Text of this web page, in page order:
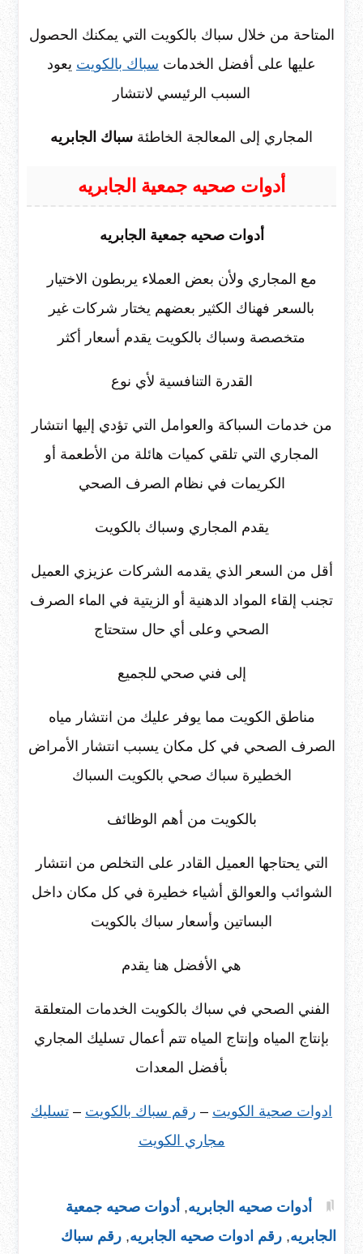
المتاحة من خلال سباك بالكويت التي يمكنك الحصول
عليها على أفضل الخدمات سباك بالكويت يعود
السبب الرئيسي لانتشار
المجاري إلى المعالجة الخاطئة سباك الجابريه
أدوات صحيه جمعية الجابريه
أدوات صحيه جمعية الجابريه
مع المجاري ولأن بعض العملاء يربطون الاختيار
بالسعر فهناك الكثير بعضهم يختار شركات غير
متخصصة وسباك بالكويت يقدم أسعار أكثر
القدرة التنافسية لأي نوع
من خدمات السباكة والعوامل التي تؤدي إليها انتشار
المجاري التي تلقي كميات هائلة من الأطعمة أو
الكريمات في نظام الصرف الصحي
يقدم المجاري وسباك بالكويت
أقل من السعر الذي يقدمه الشركات عزيزي العميل
تجنب إلقاء المواد الدهنية أو الزيتية في الماء الصرف
الصحي وعلى أي حال ستحتاج
إلى فني صحي للجميع
مناطق الكويت مما يوفر عليك من انتشار مياه
الصرف الصحي في كل مكان يسبب انتشار الأمراض
الخطيرة سباك صحي بالكويت السباك
بالكويت من أهم الوظائف
التي يحتاجها العميل القادر على التخلص من انتشار
الشوائب والعوالق أشياء خطيرة في كل مكان داخل
البساتين وأسعار سباك بالكويت
هي الأفضل هنا يقدم
الفني الصحي في سباك بالكويت الخدمات المتعلقة
بإنتاج المياه وإنتاج المياه تتم أعمال تسليك المجاري
بأفضل المعدات
ادوات صحية الكويت – رقم سباك بالكويت – تسليك
مجاري الكويت
أدوات صحيه الجابريه, أدوات صحيه جمعية
الجابريه, رقم ادوات صحيه الجابريه, رقم سباك